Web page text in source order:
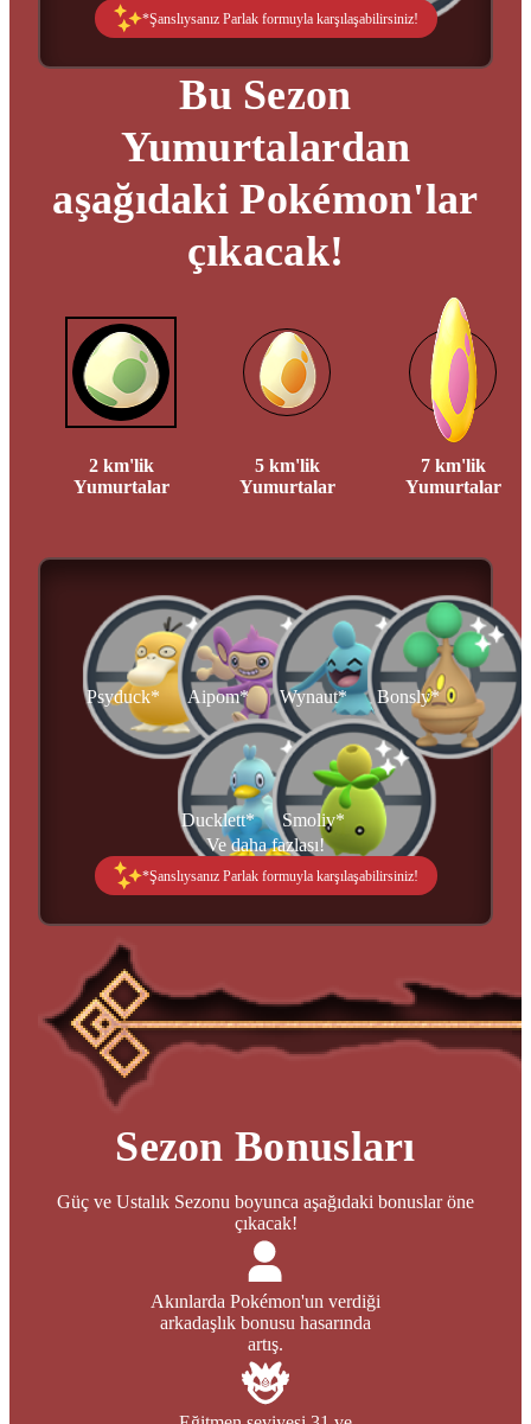
*Şanslıysanız Parlak formuyla karşılaşabilirsiniz!
Bu Sezon
Yumurtalardan
aşağıdaki Pokémon'lar
çıkacak!
2 km'lik
Yumurtalar
5 km'lik
Yumurtalar
7 km'lik
Yumurtalar
Psyduck* Aipom* Wynaut* Bonsly*
Ducklett*
Smoliv*
Ve daha fazlası!
*Şanslıysanız Parlak formuyla karşılaşabilirsiniz!
Sezon Bonusları
Güç ve Ustalık Sezonu boyunca aşağıdaki bonuslar öne
çıkacak!
Akınlarda Pokémon'un verdiği
arkadaşlık bonusu hasarında
artış.